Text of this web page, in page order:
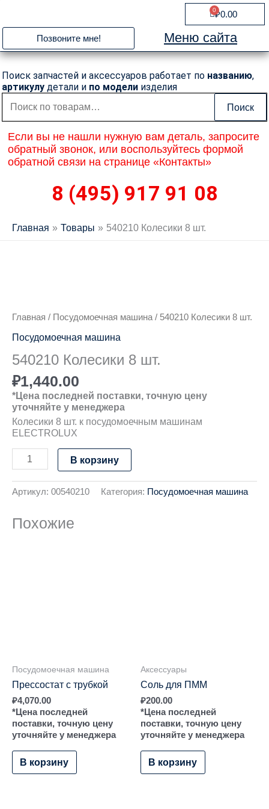
содержимому
₽0.00
0
Cart
Позвоните мне! Меню сайта
Поиск запчастей и аксессуаров работает по названию,
артикулу детали и по модели изделия
Искать:
Поиск
Если вы не нашли нужную вам деталь, запросите
обратный звонок, или воспользуйтесь формой
обратной связи на странице «Контакты»
8 (495) 917 91 08
Главная Товары 540210 Колесики 8 шт.
Главная / Посудомоечная машина/ 540210 Колесики 8 шт.
Посудомоечная машина
540210 Колесики 8 шт.
₽1,440.00
*Цена последней поставки, точную цену
уточняйте у менеджера
Колесики 8 шт. к посудомоечным машинам
ELECTROLUX
Колесики
8
шт.
В корзину
Артикул: 00540210 Категория: Посудомоечная машина
Похожие
Посудомоечная машина
Прессостат с трубкой
₽4,070.00
*Цена последней
поставки, точную цену
уточняйте у менеджера
В корзину
Аксессуары
Соль для ПММ
₽200.00
*Цена последней
поставки, точную цену
уточняйте у менеджера
В корзину